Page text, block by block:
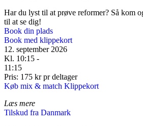
Har du lyst til at prøve reformer? Så kom
til at se dig!
Book din plads
Book med klippekort
12. september 2026
Kl. 10:15 -
11:15
Pris: 175 kr pr deltager
Køb mix & match Klippekort
Læs mere
Tilskud fra Danmark